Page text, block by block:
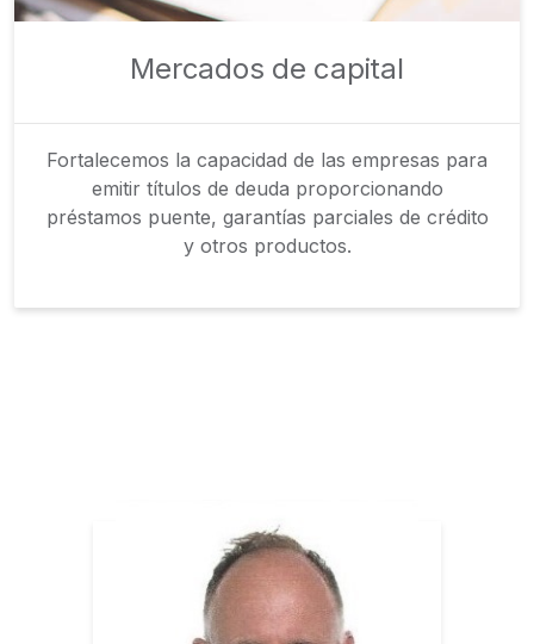
Mercados de capital
Fortalecemos la capacidad de las empresas para
emitir títulos de deuda proporcionando
préstamos puente, garantías parciales de crédito
y otros productos.